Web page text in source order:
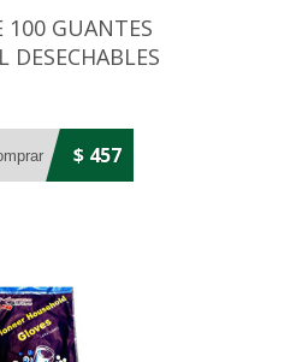
100 GUANTES
DESECHABLES
$ 457